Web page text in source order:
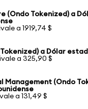
(Ondo Tokenized) a
a 1919,74 $
a Dólar
a 325,90 $
Management (Ondo
a 131,49 $